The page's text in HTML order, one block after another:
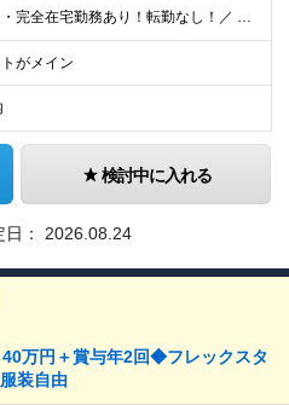
＼リモート・完全在宅勤務あり！転勤なし！／ 【47都道府県の好きな地域で働けます☆】 ★リモート・フルリモートも選択可能です！ └将来的には「お気に入りのカフェでテレワーク」 「日本全国、旅をしなが
がメイン
検討中に入れる
： 2026.08.24
万円＋賞与年2回◆フレックスタ
装自由